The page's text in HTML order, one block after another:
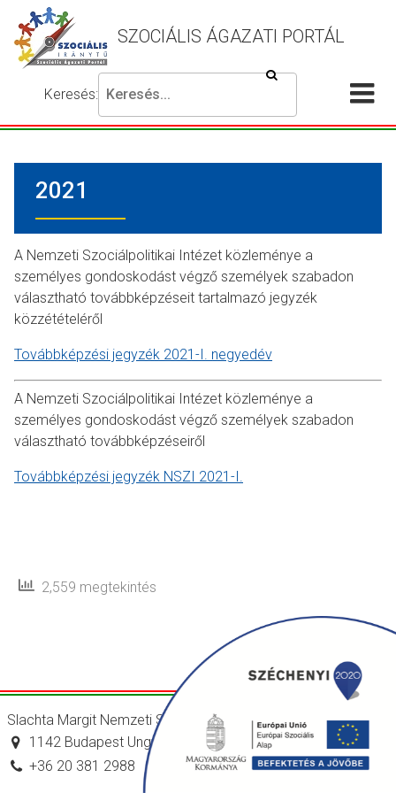
SZOCIÁLIS ÁGAZATI PORTÁL
Keresés:
Írja
be
keresni
kívánt
majd
nyomja
meg
a
keresés
Keresés
beállítások
2021
A Nemzeti Szociálpolitikai Intézet közleménye a
személyes gondoskodást végző személyek szabadon
választható továbbképzéseit tartalmazó jegyzék
közzétételéről
Továbbképzési jegyzék 2021-I. negyedév
A Nemzeti Szociálpolitikai Intézet közleménye a
személyes gondoskodást végző személyek szabadon
választható továbbképzéseiről
Továbbképzési jegyzék NSZI 2021-I.
2,559 megtekintés
Slachta Margit Nemzeti Szociálpolitikai Intézet
1142 Budapest Ungvár utca 64-66.
+36 20 381 2988
titkarsag@nszi.gov.hu